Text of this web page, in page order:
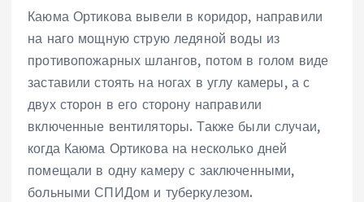
Каюма Ортикова вывели в коридор, направили
на наго мощную струю ледяной воды из
противопожарных шлангов, потом в голом виде
заставили стоять на ногах в углу камеры, а с
двух сторон в его сторону направили
включенные вентиляторы. Также были случаи,
когда Каюма Ортикова на несколько дней
помещали в одну камеру с заключенными,
больными СПИДом и туберкулезом.